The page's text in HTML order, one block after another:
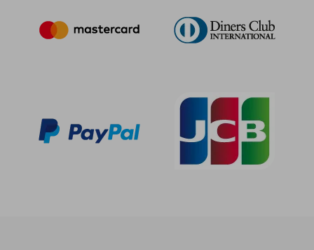
5%
dcto.
34,63 € 5%